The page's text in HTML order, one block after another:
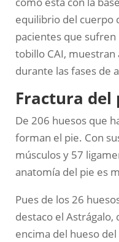
equilibrio del cuerpo
pacientes que
tobillo CAI, muestran
durante las fases de
Fractura del
De 206 huesos que
forman el pie. Con
músculos y 57
anatomía del pie es
Pues de los 26
destaco el
encima del hueso